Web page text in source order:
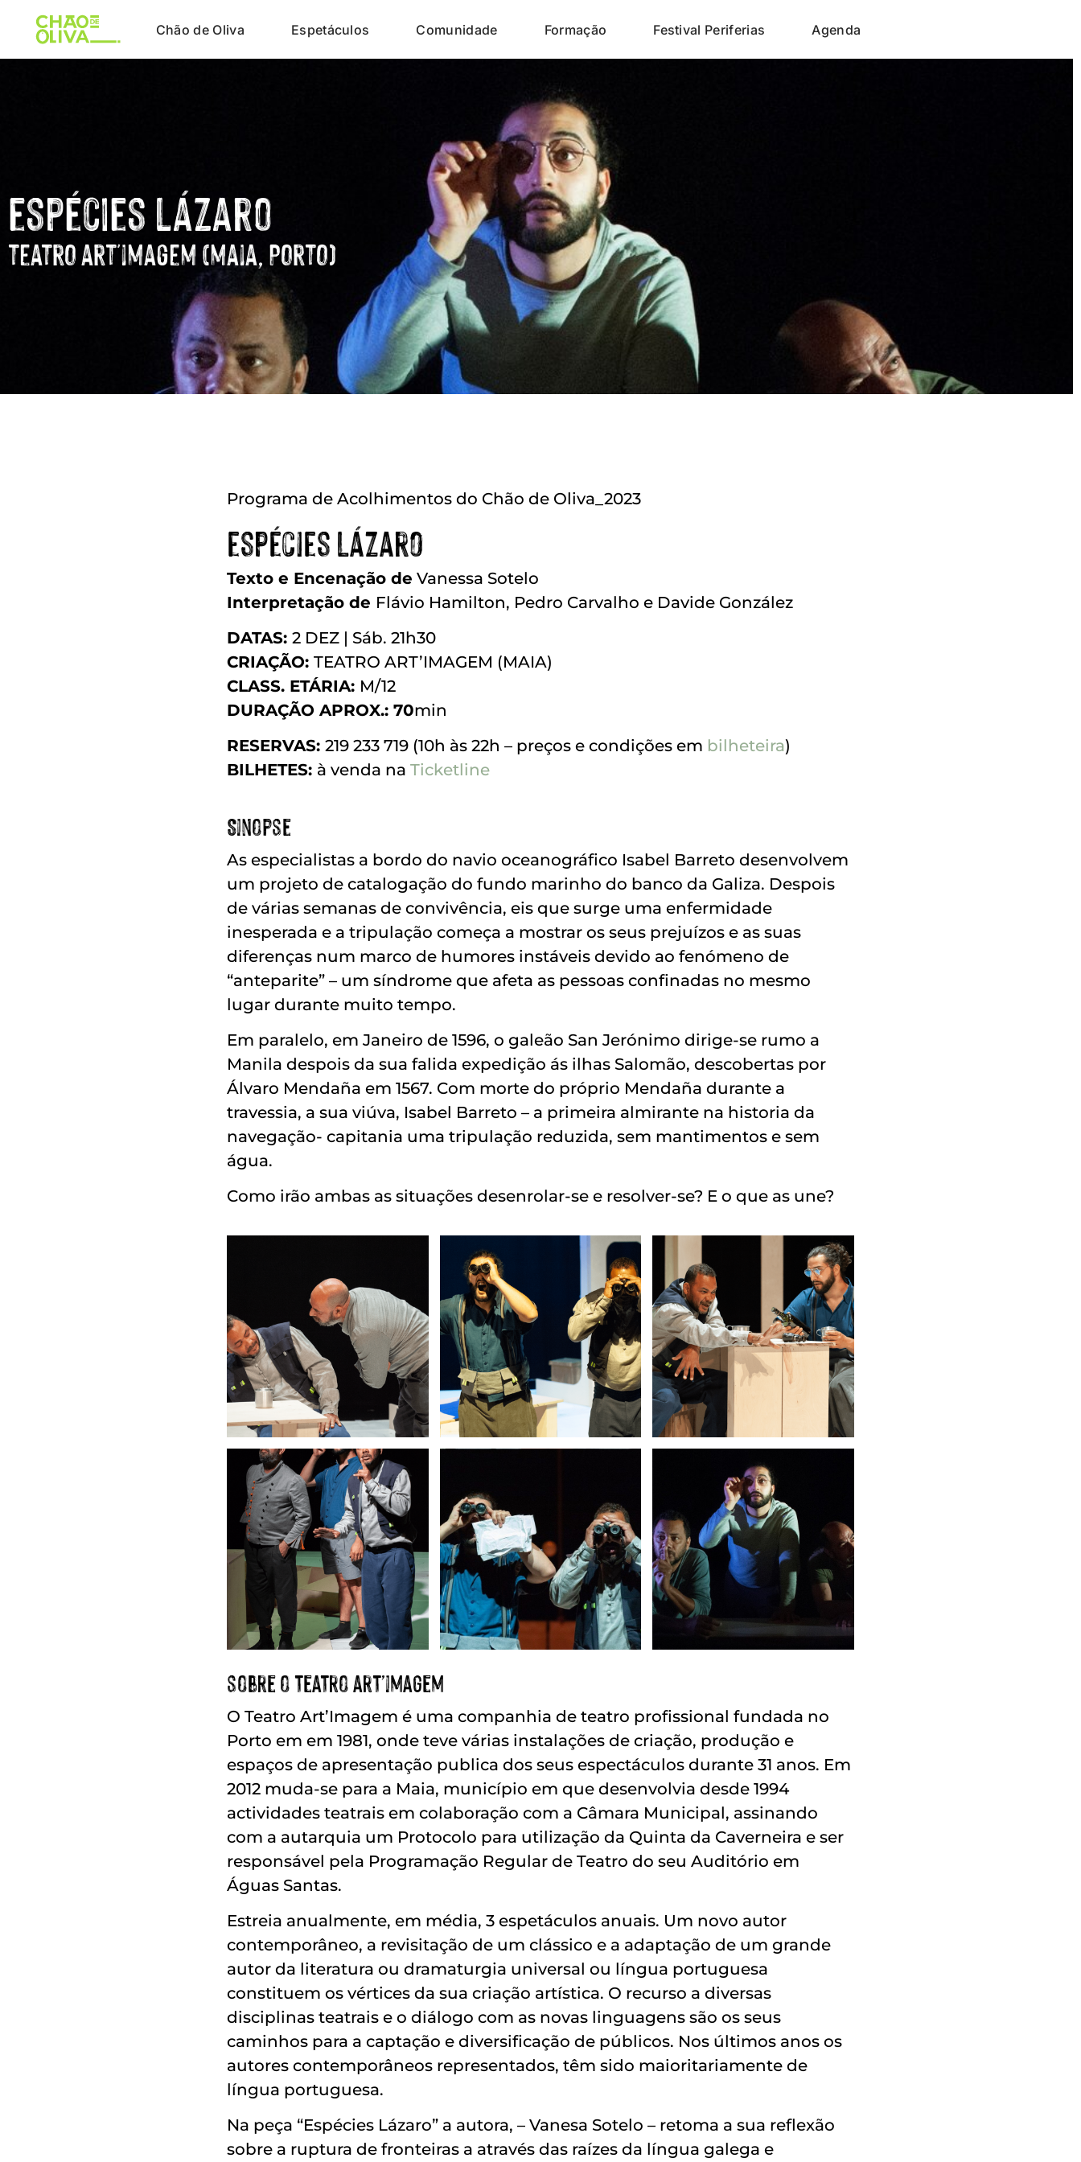
Chão de Oliva Espetáculos Comunidade Formação Festival Periferias Agenda
espécies lázaro
teatro art'imagem (maia, Porto)
Programa de Acolhimentos do Chão de Oliva_2023
espécies lázaro
Texto e Encenação de Vanessa Sotelo
Interpretação de Flávio Hamilton, Pedro Carvalho e Davide González
DATAS: 2 DEZ | Sáb. 21h30
CRIAÇÃO: TEATRO ART’IMAGEM (MAIA)
CLASS. ETÁRIA: M/12
DURAÇÃO APROX.: 70min
RESERVAS: 219 233 719 (10h às 22h – preços e condições em bilheteira)
BILHETES: à venda na Ticketline
Sinopse
As especialistas a bordo do navio oceanográfico Isabel Barreto desenvolvem
um projeto de catalogação do fundo marinho do banco da Galiza. Despois
de várias semanas de convivência, eis que surge uma enfermidade
inesperada e a tripulação começa a mostrar os seus prejuízos e as suas
diferenças num marco de humores instáveis devido ao fenómeno de
“anteparite” – um síndrome que afeta as pessoas confinadas no mesmo
lugar durante muito tempo.
Em paralelo, em Janeiro de 1596, o galeão San Jerónimo dirige-se rumo a
Manila despois da sua falida expedição ás ilhas Salomão, descobertas por
Álvaro Mendaña em 1567. Com morte do próprio Mendaña durante a
travessia, a sua viúva, Isabel Barreto – a primeira almirante na historia da
navegação- capitania uma tripulação reduzida, sem mantimentos e sem
água.
Como irão ambas as situações desenrolar-se e resolver-se? E o que as une?
sobre o teatro art’imagem
O Teatro Art’Imagem é uma companhia de teatro profissional fundada no
Porto em em 1981, onde teve várias instalações de criação, produção e
espaços de apresentação publica dos seus espectáculos durante 31 anos. Em
2012 muda-se para a Maia, município em que desenvolvia desde 1994
actividades teatrais em colaboração com a Câmara Municipal, assinando
com a autarquia um Protocolo para utilização da Quinta da Caverneira e ser
responsável pela Programação Regular de Teatro do seu Auditório em
Águas Santas.
Estreia anualmente, em média, 3 espetáculos anuais. Um novo autor
contemporâneo, a revisitação de um clássico e a adaptação de um grande
autor da literatura ou dramaturgia universal ou língua portuguesa
constituem os vértices da sua criação artística. O recurso a diversas
disciplinas teatrais e o diálogo com as novas linguagens são os seus
caminhos para a captação e diversificação de públicos. Nos últimos anos os
autores contemporâneos representados, têm sido maioritariamente de
língua portuguesa.
Na peça “Espécies Lázaro” a autora, – Vanesa Sotelo – retoma a sua reflexão
sobre a ruptura de fronteiras a através das raízes da língua galega e